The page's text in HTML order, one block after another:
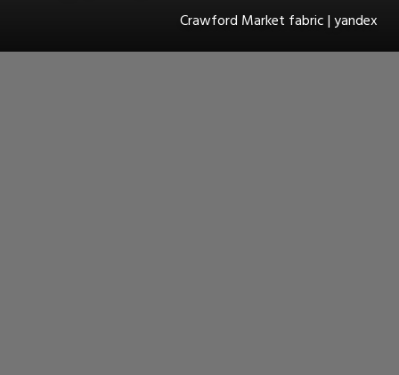
Crawford Market fabric | yandex